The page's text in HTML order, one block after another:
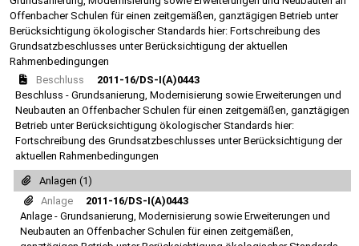
Offenbacher Schulen für einen zeitgemäßen, ganztägigen Betrieb unter
Berücksichtigung ökologischer Standards hier: Fortschreibung des
Grundsatzbeschlusses unter Berücksichtigung der aktuellen
Rahmenbedingungen
Beschluss
2011-16/DS-I(A)0443
Beschluss - Grundsanierung, Modernisierung sowie Erweiterungen und
Neubauten an Offenbacher Schulen für einen zeitgemäßen, ganztägigen
Betrieb unter Berücksichtigung ökologischer Standards hier:
Fortschreibung des Grundsatzbeschlusses unter Berücksichtigung der
aktuellen Rahmenbedingungen
Anlagen (1)
Anlage
2011-16/DS-I(A)0443
Anlage - Grundsanierung, Modernisierung sowie Erweiterungen und
Neubauten an Offenbacher Schulen für einen zeitgemäßen,